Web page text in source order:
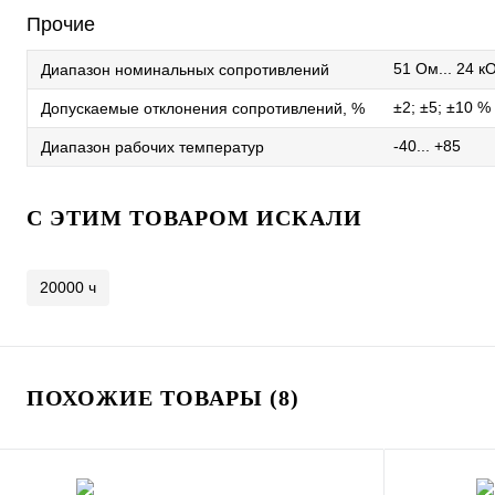
Прочие
Диапазон номинальных сопротивлений 51 Ом... 24
Допускаемые отклонения сопротивлений, % ±2; ±5; ±10 %
Диапазон рабочих температур -40... +85
C ЭТИМ ТОВАРОМ ИСКАЛИ
20000 ч
ПОХОЖИЕ ТОВАРЫ (8)